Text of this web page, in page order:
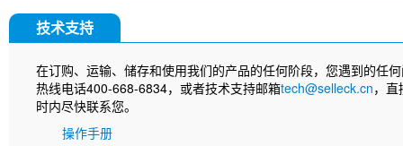
技术支持
在订购、运输、储存和使用我们的产品的任何阶段，您遇到的任
热线电话400-668-6834，或者技术支持邮箱tech@selleck.cn，
时内尽快联系您。
操作手册